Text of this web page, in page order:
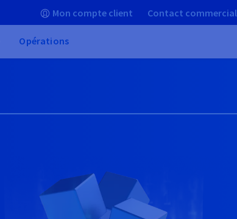
Mon compte client Contact commercial
Opérations